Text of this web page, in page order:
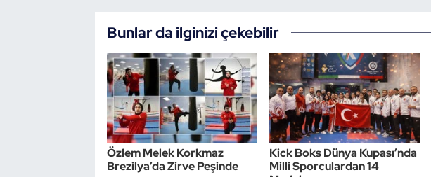
Bunlar da ilginizi çekebilir
Özlem Melek Korkmaz
Brezilya’da Zirve Peşinde
Kick Boks Dünya Kupası’nda
Milli Sporculardan 14